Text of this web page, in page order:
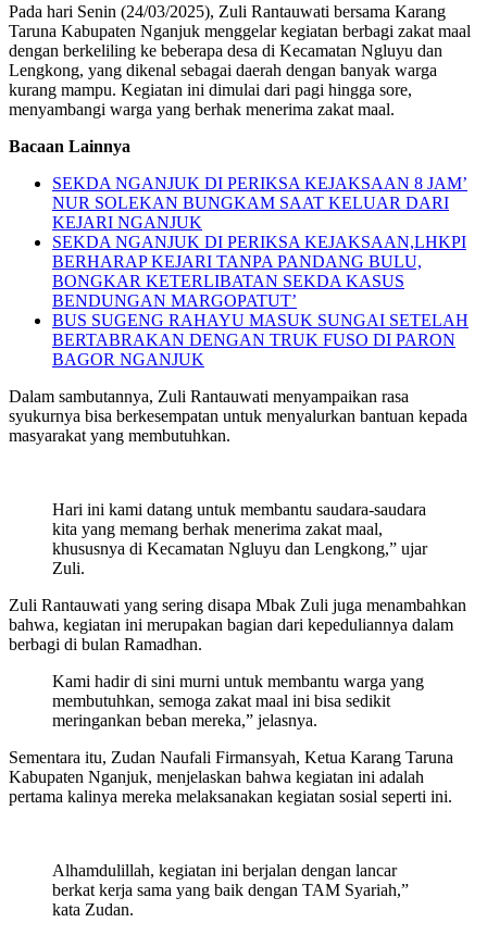
Pada hari Senin (24/03/2025), Zuli Rantauwati bersama Karang
Taruna Kabupaten Nganjuk menggelar kegiatan berbagi zakat maal
dengan berkeliling ke beberapa desa di Kecamatan Ngluyu dan
Lengkong, yang dikenal sebagai daerah dengan banyak warga
kurang mampu. Kegiatan ini dimulai dari pagi hingga sore,
menyambangi warga yang berhak menerima zakat maal.
Bacaan Lainnya
SEKDA NGANJUK DI PERIKSA KEJAKSAAN 8 JAM’
NUR SOLEKAN BUNGKAM SAAT KELUAR DARI
KEJARI NGANJUK
SEKDA NGANJUK DI PERIKSA KEJAKSAAN,LHKPI
BERHARAP KEJARI TANPA PANDANG BULU,
BONGKAR KETERLIBATAN SEKDA KASUS
BENDUNGAN MARGOPATUT’
BUS SUGENG RAHAYU MASUK SUNGAI SETELAH
BERTABRAKAN DENGAN TRUK FUSO DI PARON
BAGOR NGANJUK
Dalam sambutannya, Zuli Rantauwati menyampaikan rasa
syukurnya bisa berkesempatan untuk menyalurkan bantuan kepada
masyarakat yang membutuhkan.
Hari ini kami datang untuk membantu saudara-saudara
kita yang memang berhak menerima zakat maal,
khususnya di Kecamatan Ngluyu dan Lengkong,” ujar
Zuli.
Zuli Rantauwati yang sering disapa Mbak Zuli juga menambahkan
bahwa, kegiatan ini merupakan bagian dari kepeduliannya dalam
berbagi di bulan Ramadhan.
Kami hadir di sini murni untuk membantu warga yang
membutuhkan, semoga zakat maal ini bisa sedikit
meringankan beban mereka,” jelasnya.
Sementara itu, Zudan Naufali Firmansyah, Ketua Karang Taruna
Kabupaten Nganjuk, menjelaskan bahwa kegiatan ini adalah
pertama kalinya mereka melaksanakan kegiatan sosial seperti ini.
Alhamdulillah, kegiatan ini berjalan dengan lancar
berkat kerja sama yang baik dengan TAM Syariah,”
kata Zudan.